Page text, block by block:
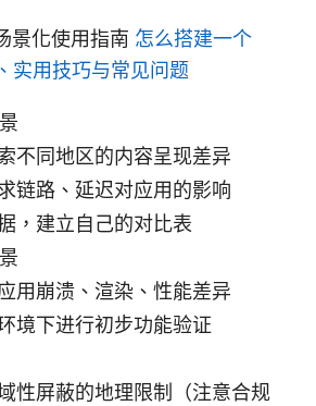
景化使用指南 怎么搭建一个
实用技巧与常见问题
不同地区的内容呈现差异
链路、延迟对应用的影响
，建立自己的对比表
用崩溃、渲染、性能差异
境下进行初步功能验证
性屏蔽的地理限制（注意合规